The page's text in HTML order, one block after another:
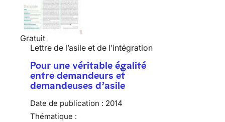
Gratuit
Lettre de l’asile et de l’intégration
Pour une véritable égalité
entre demandeurs et
demandeuses d’asile
Date de publication : 2014
Thématique :